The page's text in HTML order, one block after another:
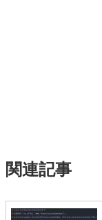
関連記事